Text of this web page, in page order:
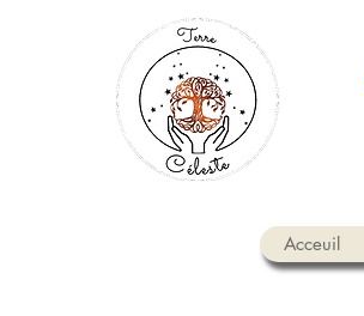
Acceuil